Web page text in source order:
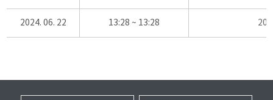
2024. 06. 22 13:28 ~ 13:28